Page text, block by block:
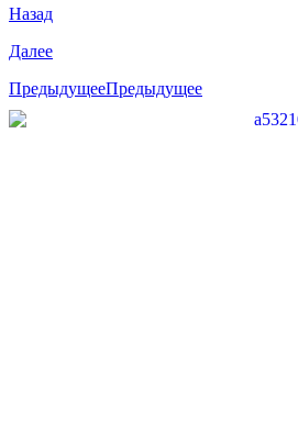
Назад
Далее
ПредыдущееПредыдущее